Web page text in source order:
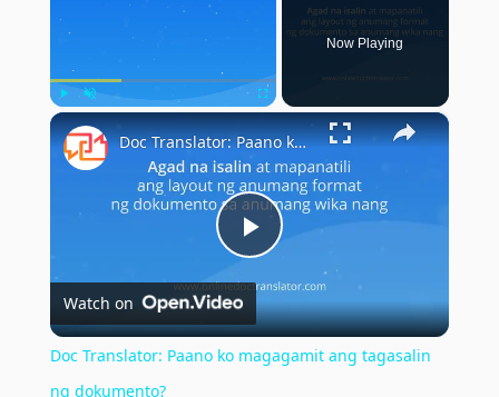
Play Unmute Fullscreen
Now Playing
×
Play
Video
Doc Translator: Paano ko magagamit ang tagasalin ng dokumento?
Watch on
Doc Translator: Paano ko magagamit ang tagasalin
ng dokumento?